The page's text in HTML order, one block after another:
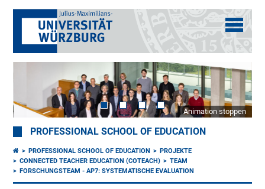
Animation stoppen
PROFESSIONAL SCHOOL OF EDUCATION
PROFESSIONAL SCHOOL OF EDUCATION
PROJEKTE
CONNECTED TEACHER EDUCATION (COTEACH)
TEAM
FORSCHUNGSTEAM - AP7: SYSTEMATISCHE EVALUATION